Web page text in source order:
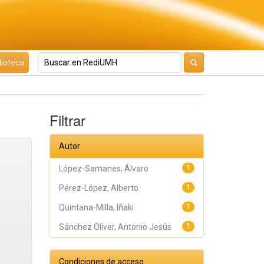
Filtrar
Autor
1
López-Samanes, Álvaro
1
Pérez-López, Alberto
1
Quintana-Milla, Iñaki
1
Sánchez Oliver, Antonio Jesús
Condiciones de acceso